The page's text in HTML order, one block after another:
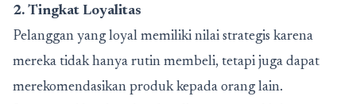
2. Tingkat Loyalitas
Pelanggan yang loyal memiliki nilai strategis karena
mereka tidak hanya rutin membeli, tetapi juga dapat
merekomendasikan produk kepada orang lain.